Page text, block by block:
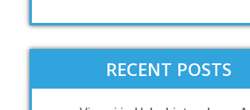
RECENT POSTS